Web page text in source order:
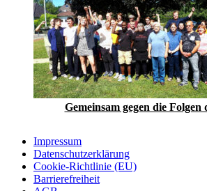
Gemeinsam gegen die Folgen
Impressum
Datenschutzerklärung
Cookie-Richtlinie (EU)
Barrierefreiheit